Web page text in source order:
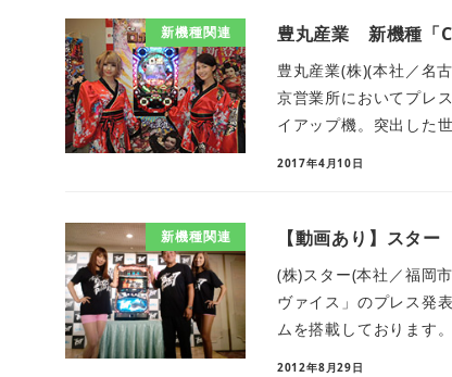
新機種関連 豊丸産業 新機種「
豊丸産業(株)(本社／名
京営業所においてプレ
イアップ機。突出した
2017年4月10日
新機種関連 【動画あり】スタ
(株)スター(本社／福岡
ヴァイス」のプレス発
ムを搭載しております
2012年8月29日